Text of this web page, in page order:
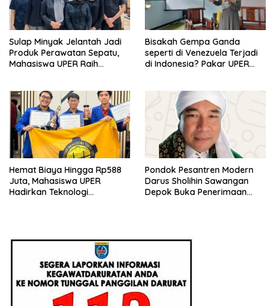
Sulap Minyak Jelantah Jadi
Produk Perawatan Sepatu,
Mahasiswa UPER Raih
Bisakah Gempa Ganda
seperti di Venezuela Terjadi
di Indonesia? Pakar UPER
Hemat Biaya Hingga Rp588
Juta, Mahasiswa UPER
Hadirkan Teknologi
Pondok Pesantren Modern
Darus Sholihin Sawangan
Depok Buka Penerimaan